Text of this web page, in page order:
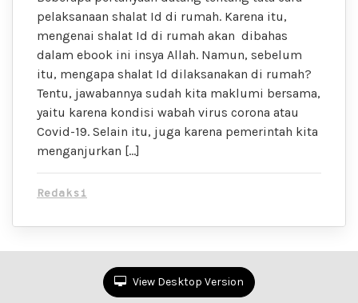
pelaksanaan shalat Id di rumah. Karena itu,
mengenai shalat Id di rumah akan dibahas
dalam ebook ini insya Allah. Namun, sebelum
itu, mengapa shalat Id dilaksanakan di rumah?
Tentu, jawabannya sudah kita maklumi bersama,
yaitu karena kondisi wabah virus corona atau
Covid-19. Selain itu, juga karena pemerintah kita
menganjurkan […]
Redaksi
View Desktop Version